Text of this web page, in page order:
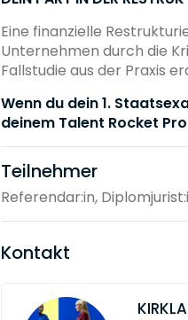
Eine finanzielle
Unternehmen durch die
Fallstudie aus der Praxis
Wenn du dein 1.
deinem Talent Rocket
Teilnehmer
Referendar:in,
Kontakt